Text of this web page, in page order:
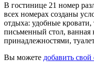
В гостинице 21 номер
всех номерах созданы
отдыха: удобные
письменный стол, ванная
принадлежностями,
Вы можете добавить свой